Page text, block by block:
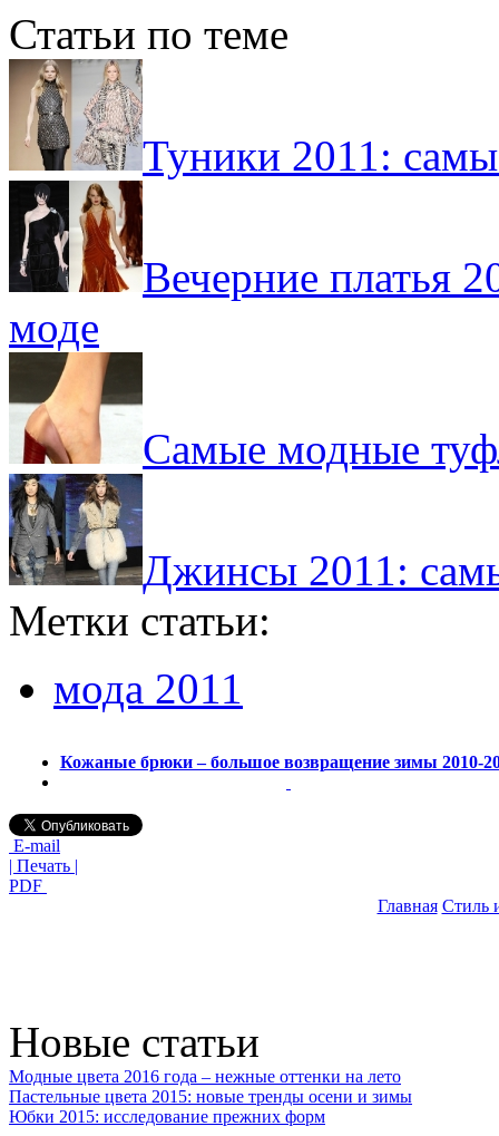
Статьи по теме
Туники 2011:
Вечерние платья
моде
Самые модные
Джинсы 2011:
Метки статьи:
мода 2011
Кожаные брюки – большое возвращение зимы 2010-
E-mail
| Печать |
PDF
Главная Стиль
Новые статьи
Модные цвета 2016 года – нежные оттенки на лето
Пастельные цвета 2015: новые тренды осени и зимы
Юбки 2015: исследование прежних форм